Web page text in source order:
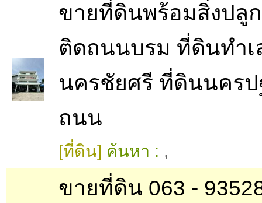
ขายที่ดินพร้อมสิ่งปลู
ติดถนนบรม ที่ดินทำเ
นครชัยศรี ที่ดินนคร
ถนน
[ที่ดิน] ค้นหา : ,
ขายที่ดิน 063 -